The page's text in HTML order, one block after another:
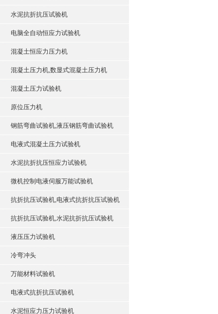
水泥抗折抗压试验机
电脑全自动恒应力试验机
混凝土恒应力压力机
混凝土压力机,数显式混凝土压力机
混凝土压力试验机
原位压力机
钢筋弯曲试验机,液压钢筋弯曲试验机
电液式混凝土压力试验机
水泥抗折抗压恒应力试验机
微机控制电液伺服万能试验机
抗折抗压试验机,电液式抗折抗压试验机
抗折抗压试验机,水泥抗折抗压试验机
液压压力试验机
冷弯冲头
万能材料试验机
电液式抗折抗压试验机
水泥恒应力压力试验机